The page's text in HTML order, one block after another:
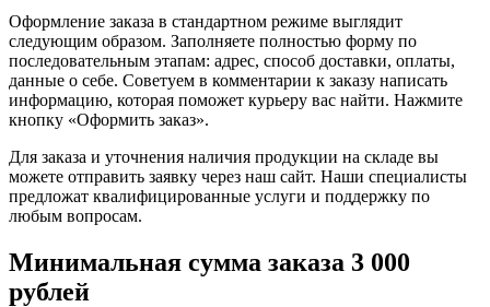
Оформление заказа в стандартном режиме выглядит
следующим образом. Заполняете полностью форму по
последовательным этапам: адрес, способ доставки, оплаты,
данные о себе. Советуем в комментарии к заказу написать
информацию, которая поможет курьеру вас найти. Нажмите
кнопку «Оформить заказ».
Для заказа и уточнения наличия продукции на складе вы
можете отправить заявку через наш сайт. Наши специалисты
предложат квалифицированные услуги и поддержку по
любым вопросам.
Минимальная сумма заказа 3 000
рублей